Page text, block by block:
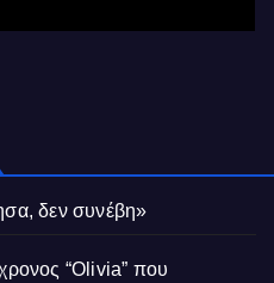
δεν συνέβη»
“Olivia” που